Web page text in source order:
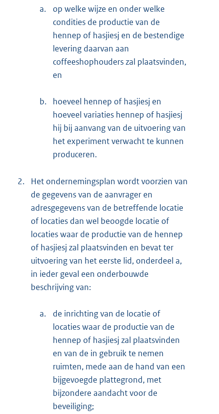
a.
op welke wijze en onder welke
condities de productie van de
hennep of hasjiesj en de bestendige
levering daarvan aan
coffeeshophouders zal plaatsvinden,
en
b.
hoeveel hennep of hasjiesj en
hoeveel variaties hennep of hasjiesj
hij bij aanvang van de uitvoering van
het experiment verwacht te kunnen
produceren.
2.
Het ondernemingsplan wordt voorzien van
de gegevens van de aanvrager en
adresgegevens van de betreffende locatie
of locaties dan wel beoogde locatie of
locaties waar de productie van de hennep
of hasjiesj zal plaatsvinden en bevat ter
uitvoering van het eerste lid, onderdeel a,
in ieder geval een onderbouwde
beschrijving van:
a.
de inrichting van de locatie of
locaties waar de productie van de
hennep of hasjiesj zal plaatsvinden
en van de in gebruik te nemen
ruimten, mede aan de hand van een
bijgevoegde plattegrond, met
bijzondere aandacht voor de
beveiliging;